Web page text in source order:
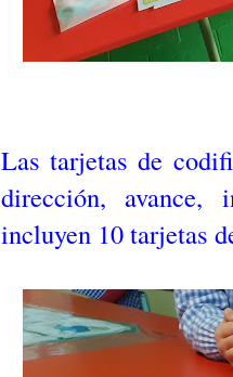
Las tarjetas de
dirección, avance,
incluyen 10 tarjetas